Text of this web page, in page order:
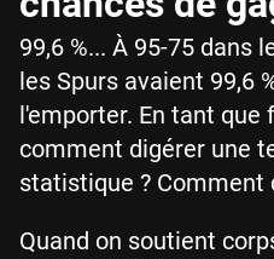
99,6 %... À 95-75 dans
les Spurs avaient 99,6
l'emporter. En tant que
comment digérer une
statistique ? Comment
Quand on soutient